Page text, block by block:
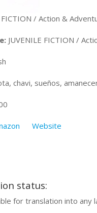
FICTION / Action &
JUVENILE FICTION /
chavi, sueños,
Website
status:
for translation into